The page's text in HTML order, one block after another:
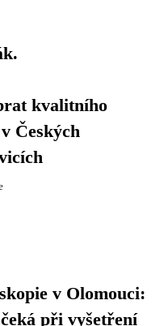
kvalitního
Českých
v Olomouci:
při vyšetření